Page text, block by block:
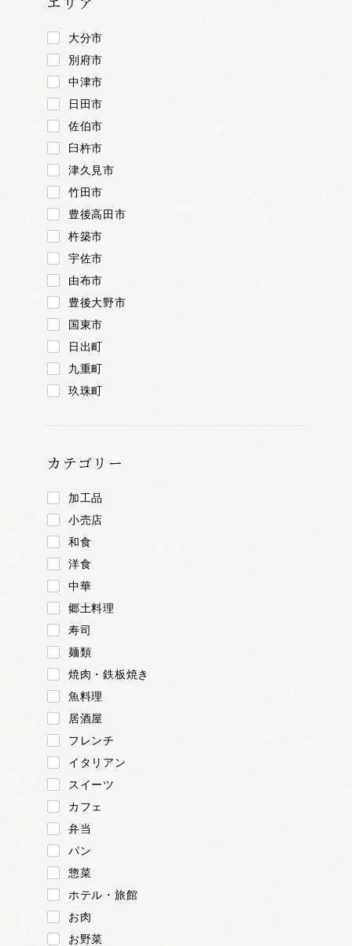
大分市
別府市
中津市
日田市
佐伯市
臼杵市
津久見市
竹田市
豊後高田市
杵築市
宇佐市
由布市
豊後大野市
国東市
日出町
九重町
玖珠町
カテゴリー
加工品
小売店
和食
洋食
中華
郷土料理
寿司
麺類
焼肉・鉄板焼き
魚料理
居酒屋
フレンチ
イタリアン
スイーツ
カフェ
弁当
パン
惣菜
ホテル・旅館
お肉
お野菜